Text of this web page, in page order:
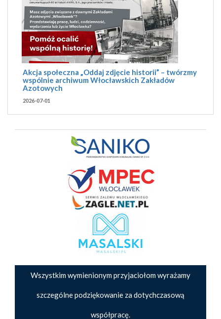
Akcja społeczna „Oddaj zdjęcie historii” – twórzmy
wspólnie archiwum Włocławskich Zakładów
Azotowych
2026-07-01
Wszystkim wymienionym przyjaciołom wyrażamy
szczególne podziękowanie za dotychczasową
współpracę.